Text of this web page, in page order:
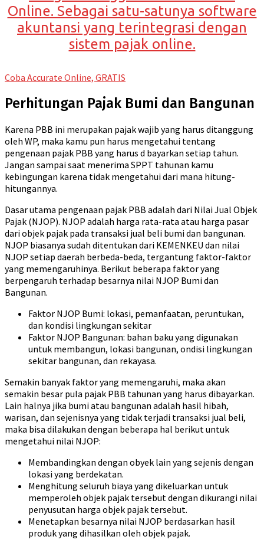
Online. Sebagai satu-satunya software
akuntansi yang terintegrasi dengan
sistem pajak online.
Coba Accurate Online, GRATIS
Perhitungan Pajak Bumi dan Bangunan
Karena PBB ini merupakan pajak wajib yang harus ditanggung
oleh WP, maka kamu pun harus mengetahui tentang
pengenaan pajak PBB yang harus d bayarkan setiap tahun.
Jangan sampai saat menerima SPPT tahunan kamu
kebingungan karena tidak mengetahui dari mana hitung-
hitungannya.
Dasar utama pengenaan pajak PBB adalah dari Nilai Jual Objek
Pajak (NJOP). NJOP adalah harga rata-rata atau harga pasar
dari objek pajak pada transaksi jual beli bumi dan bangunan.
NJOP biasanya sudah ditentukan dari KEMENKEU dan nilai
NJOP setiap daerah berbeda-beda, tergantung faktor-faktor
yang memengaruhinya. Berikut beberapa faktor yang
berpengaruh terhadap besarnya nilai NJOP Bumi dan
Bangunan.
Faktor NJOP Bumi: lokasi, pemanfaatan, peruntukan,
dan kondisi lingkungan sekitar
Faktor NJOP Bangunan: bahan baku yang digunakan
untuk membangun, lokasi bangunan, ondisi lingkungan
sekitar bangunan, dan rekayasa.
Semakin banyak faktor yang memengaruhi, maka akan
semakin besar pula pajak PBB tahunan yang harus dibayarkan.
Lain halnya jika bumi atau bangunan adalah hasil hibah,
warisan, dan sejenisnya yang tidak terjadi transaksi jual beli,
maka bisa dilakukan dengan beberapa hal berikut untuk
mengetahui nilai NJOP:
Membandingkan dengan obyek lain yang sejenis dengan
lokasi yang berdekatan.
Menghitung seluruh biaya yang dikeluarkan untuk
memperoleh objek pajak tersebut dengan dikurangi nilai
penyusutan harga objek pajak tersebut.
Menetapkan besarnya nilai NJOP berdasarkan hasil
produk yang dihasilkan oleh objek pajak.